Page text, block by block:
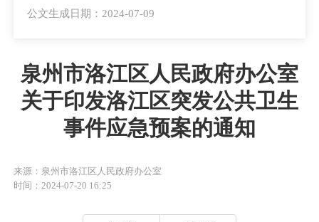
公文生成日期：2024-07-09
泉州市洛江区人民政府办公室
关于印发洛江区突发公共卫生
事件应急预案的通知
来源：泉州市洛江区人民政府办公室
时间：2024-07-20 16:25